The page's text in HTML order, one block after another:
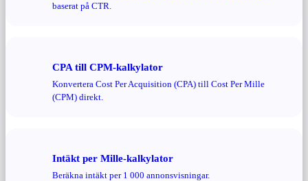
baserat på CTR.
CPA till CPM-kalkylator
Konvertera Cost Per Acquisition (CPA) till Cost Per Mille
(CPM) direkt.
Intäkt per Mille-kalkylator
Beräkna intäkt per 1 000 annonsvisningar.